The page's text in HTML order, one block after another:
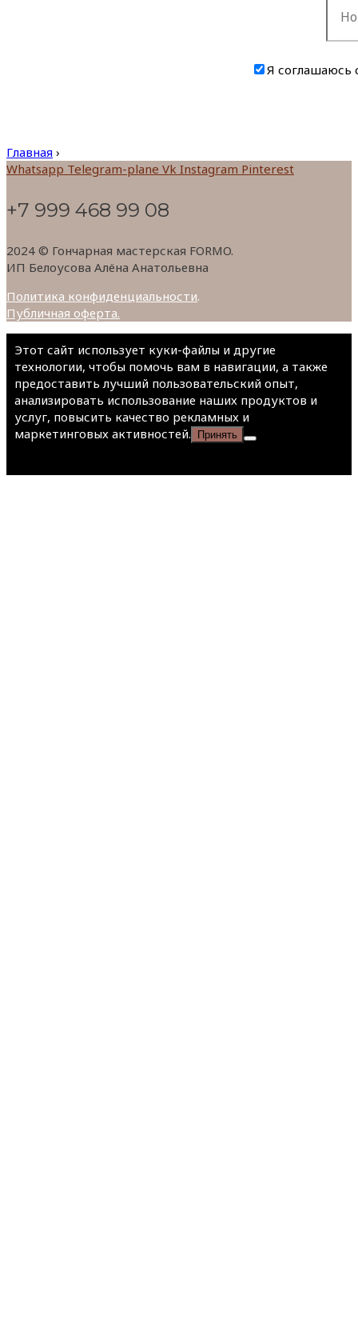
Я соглашаюсь
Главная ›
Whatsapp Telegram-plane Vk Instagram Pinterest
+7 999 468 99 08
2024 © Гончарная мастерская FORMO.
ИП Белоусова Алёна Анатольевна
Политика конфиденциальности.
Публичная оферта.
Этот сайт использует куки-файлы и другие
технологии, чтобы помочь вам в навигации, а также
предоставить лучший пользовательский опыт,
анализировать использование наших продуктов и
услуг, повысить качество рекламных и
маркетинговых активностей.
Принять